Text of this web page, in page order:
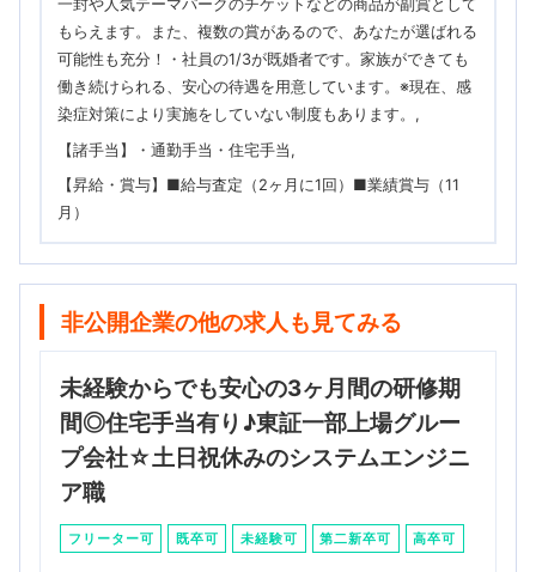
一封や人気テーマパークのチケットなどの商品が副賞として
もらえます。また、複数の賞があるので、あなたが選ばれる
可能性も充分！・社員の1/3が既婚者です。家族ができても
働き続けられる、安心の待遇を用意しています。※現在、感
染症対策により実施をしていない制度もあります。
【諸手当】・通勤手当・住宅手当
【昇給・賞与】■給与査定（2ヶ月に1回）■業績賞与（11
月）
非公開企業の他の求人も見てみる
未経験からでも安心の3ヶ月間の研修期
間◎住宅手当有り♪東証一部上場グルー
プ会社☆土日祝休みのシステムエンジニ
ア職
フリーター可 既卒可 未経験可 第二新卒可 高卒可